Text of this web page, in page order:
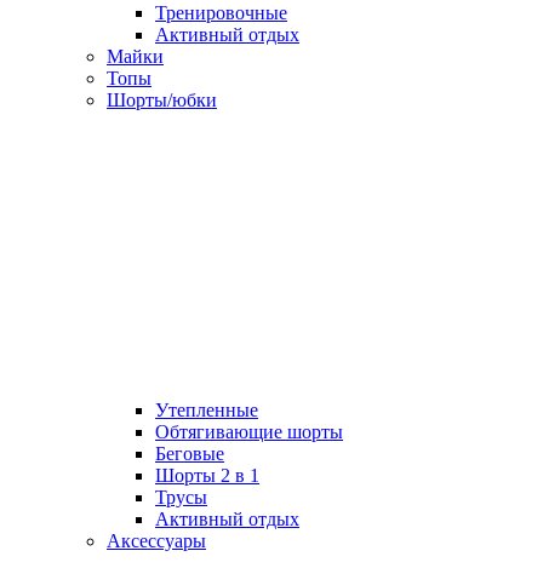
Тренировочные
Активный отдых
Майки
Топы
Шорты/юбки
Утепленные
Обтягивающие шорты
Беговые
Шорты 2 в 1
Трусы
Активный отдых
Аксессуары